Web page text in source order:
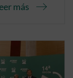
que se
más